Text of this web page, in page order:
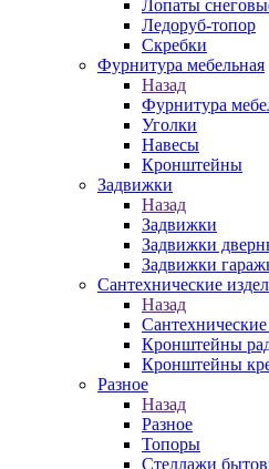
Лопаты
Ледоруб-топор
Скребки
Фурнитура мебельная
Назад
Фурнитура
Уголки
Навесы
Кронштейны
Задвижки
Назад
Задвижки
Задвижки
Задвижки
Сантехнические
Назад
Кронштейны
Кронштейны
Разное
Назад
Разное
Топоры
Стеллажи